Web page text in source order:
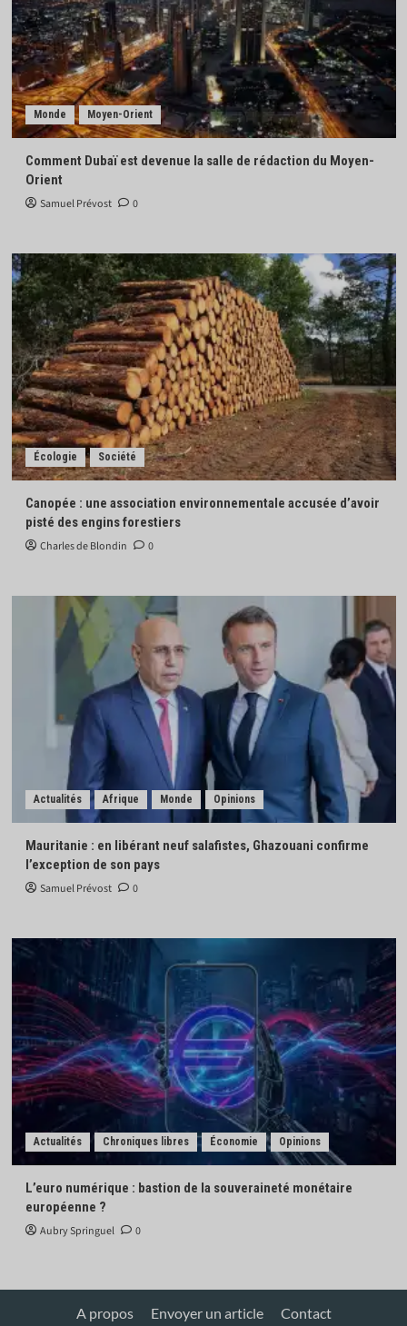
Monde Moyen-Orient
Comment Dubaï est devenue la salle de rédaction du Moyen-
Orient
Samuel Prévost 0
Écologie Société
Canopée : une association environnementale accusée d’avoir
pisté des engins forestiers
Charles de Blondin 0
Actualités Afrique Monde Opinions
Mauritanie : en libérant neuf salafistes, Ghazouani confirme
l’exception de son pays
Samuel Prévost 0
Actualités Chroniques libres Économie Opinions
L’euro numérique : bastion de la souveraineté monétaire
européenne ?
Aubry Springuel 0
A propos Envoyer un article Contact